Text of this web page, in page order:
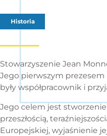
Historia
Stowarzyszenie Jean
Jego pierwszym prezesem
były współpracownik i
Jego celem jest
przeszłością,
Europejskiej, wyjaśnienie